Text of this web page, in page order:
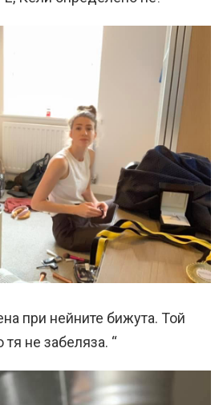
при нейните бижута. Той
не забеляза. “